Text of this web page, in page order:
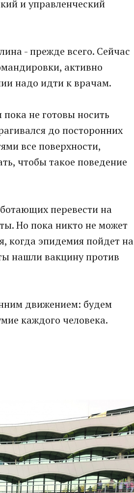
и управленческий
- прежде всего. Сейчас
активно
надо идти к врачам.
не готовы носить
до посторонних
все поверхности,
чтобы такое поведение
перевести на
Но пока никто не может
когда эпидемия пойдет на
нашли вакцину против
движением: будем
каждого человека.